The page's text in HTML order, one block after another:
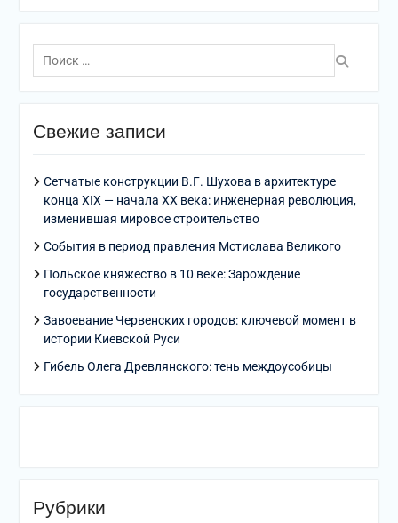
Поиск
по:
Свежие записи
Сетчатые конструкции В.Г. Шухова в архитектуре
конца XIX — начала XX века: инженерная революция,
изменившая мировое строительство
События в период правления Мстислава Великого
Польское княжество в 10 веке: Зарождение
государственности
Завоевание Червенских городов: ключевой момент в
истории Киевской Руси
Гибель Олега Древлянского: тень междоусобицы
Рубрики